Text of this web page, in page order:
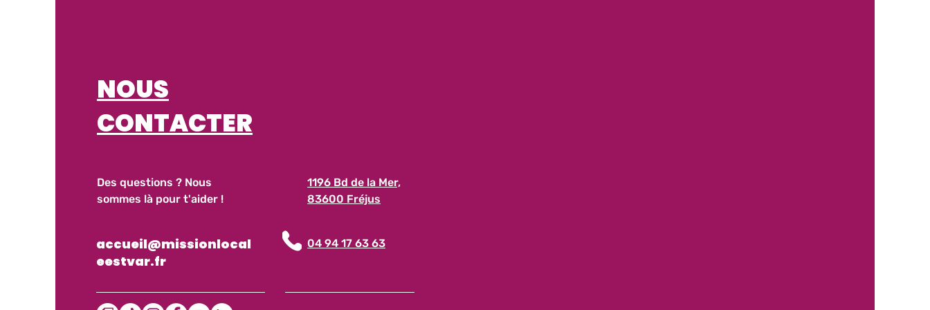
NOUS
CONTACTER
Des questions ? Nous
sommes là pour t'aider !
1196 Bd de la Mer,
83600 Fréjus
accueil@missionlocal
eestvar.fr
04 94 17 63 63